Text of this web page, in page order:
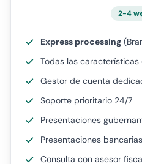
2-4
Express processing
Todas las
Gestor de cuenta
Soporte prioritario 24/7
Presentaciones
Presentaciones bancarias
Consulta con asesor